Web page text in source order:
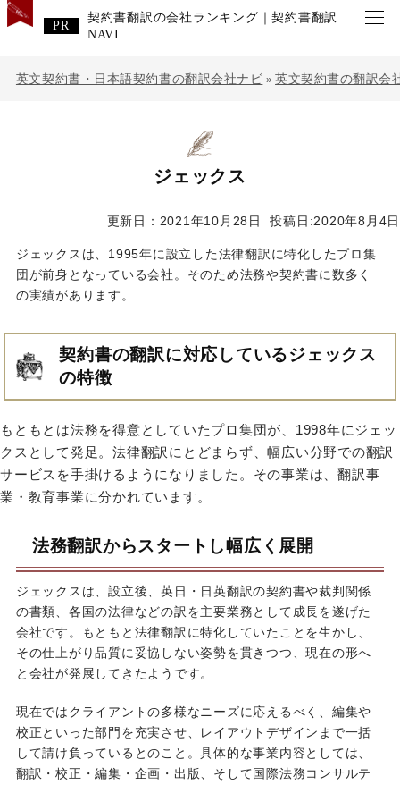
契約書翻訳の会社ランキング｜契約書翻訳
NAVI
英文契約書・日本語契約書の翻訳会社ナビ »英文契約書の翻訳会
ジェックス
更新日：2021年10月28日 投稿日:2020年8月4日
ジェックスは、1995年に設立した法律翻訳に特化したプロ集
団が前身となっている会社。そのため法務や契約書に数多く
の実績があります。
契約書の翻訳に対応しているジェックス
の特徴
もともとは法務を得意としていたプロ集団が、1998年にジェッ
クスとして発足。法律翻訳にとどまらず、幅広い分野での翻訳
サービスを手掛けるようになりました。その事業は、翻訳事
業・教育事業に分かれています。
法務翻訳からスタートし幅広く展開
ジェックスは、設立後、英日・日英翻訳の契約書や裁判関係
の書類、各国の法律などの訳を主要業務として成長を遂げた
会社です。もともと法律翻訳に特化していたことを生かし、
その仕上がり品質に妥協しない姿勢を貫きつつ、現在の形へ
と会社が発展してきたようです。
現在ではクライアントの多様なニーズに応えるべく、編集や
校正といった部門を充実させ、レイアウトデザインまで一括
して請け負っているとのこと。具体的な事業内容としては、
翻訳・校正・編集・企画・出版、そして国際法務コンサルテ